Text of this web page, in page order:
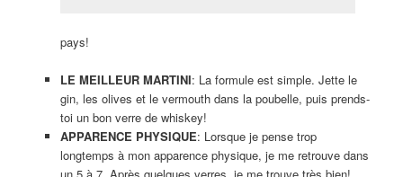
pays!
LE MEILLEUR MARTINI: La formule est simple. Jette le
gin, les olives et le vermouth dans la poubelle, puis prends-
toi un bon verre de whiskey!
APPARENCE PHYSIQUE: Lorsque je pense trop
longtemps à mon apparence physique, je me retrouve dans